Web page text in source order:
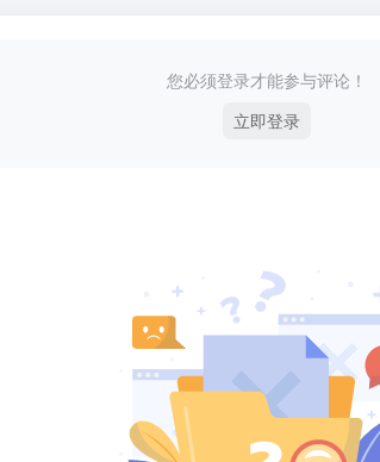
您必须登录才能参与评论！
立即登录